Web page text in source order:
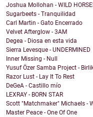
Joshua Mollohan - WILD
Sugarbeets - Tranquilidad
Carl Martin - Gato Encerrado
Velvet Afterglow - 3AM
Degea - Diosa en esta vida
Sierra Levesque - UNDERMINED
Inner Missing - Null
Yusuf Özer Samba Project -
Razor Lust - Lay It To Rest
DeGeA - Castillo mío
LEXRAY - BORN STAR
Scott "Matchmaker" Michaels -
Master Peace - One Of One